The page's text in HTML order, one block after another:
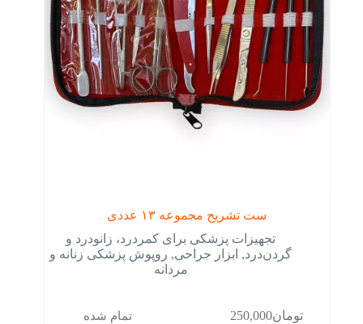
ست تشریح مجموعه ۱۳ عددی
تجهیزات پزشکی برای کمردرد، زانودرد و
گردن‌درد, ابزار جراحی, روپوش پزشکی زنانه و
مردانه
تومان250,000 تمام شده